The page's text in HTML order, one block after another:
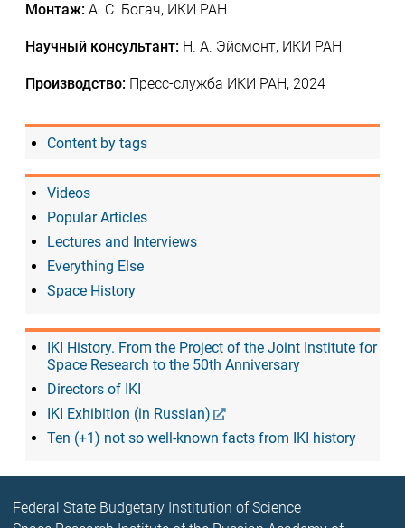
Монтаж: А. С. Богач, ИКИ РАН
Научный консультант: Н. А. Эйсмонт, ИКИ РАН
Производство: Пресс-служба ИКИ РАН, 2024
Content by tags
Videos
Popular Articles
Lectures and Interviews
Everything Else
Space History
IKI History. From the Project of the Joint Institute for
Space Research to the 50th Anniversary
Directors of IKI
IKI Exhibition (in Russian)
Ten (+1) not so well-known facts from IKI history
Federal State Budgetary Institution of Science